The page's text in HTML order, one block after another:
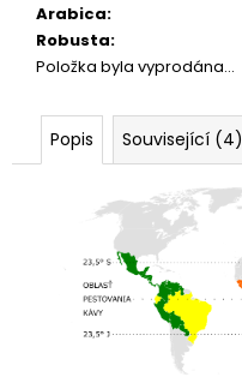
Arabica:
Robusta:
Položka byla vyprodána…
Popis Související (4)